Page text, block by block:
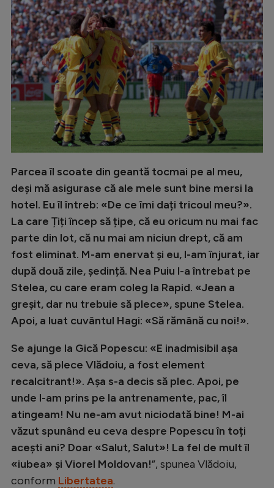
Parcea îl scoate din geantă tocmai pe al meu,
deși mă asigurase că ale mele sunt bine mersi la
hotel. Eu îl întreb: «De ce îmi dați tricoul meu?».
La care Țiți încep să țipe, că eu oricum nu mai fac
parte din lot, că nu mai am niciun drept, că am
fost eliminat. M-am enervat și eu, l-am înjurat, iar
după două zile, ședință. Nea Puiu l-a întrebat pe
Stelea, cu care eram coleg la Rapid. «Jean a
greșit, dar nu trebuie să plece», spune Stelea.
Apoi, a luat cuvântul Hagi: «Să rămână cu noi!».
Se ajunge la Gică Popescu: «E inadmisibil așa
ceva, să plece Vlădoiu, a fost element
recalcitrant!». Așa s-a decis să plec. Apoi, pe
unde l-am prins pe la antrenamente, pac, îl
atingeam! Nu ne-am avut niciodată bine! M-ai
văzut spunând eu ceva despre Popescu în toți
acești ani? Doar «Salut, Salut»! La fel de mult îl
«iubea» și Viorel Moldovan!”, spunea Vlădoiu,
conform Libertatea.